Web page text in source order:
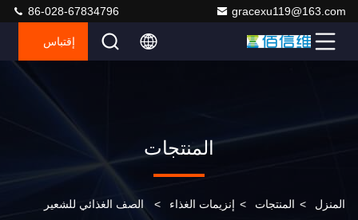
gracexu119@163.com
86-028-67834796
إقتباس
المنتجات
المنزل > المنتجات > إنزيمات الغذاء > الصف الغذائي للشعير